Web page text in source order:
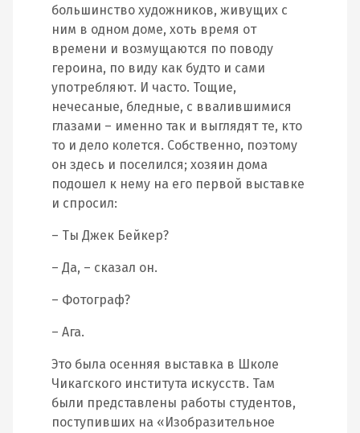
большинство художников, живущих с
ним в одном доме, хоть время от
времени и возмущаются по поводу
героина, по виду как будто и сами
употребляют. И часто. Тощие,
нечесаные, бледные, с ввалившимися
глазами – именно так и выглядят те, кто
то и дело колется. Собственно, поэтому
он здесь и поселился; хозяин дома
подошел к нему на его первой выставке
и спросил:
– Ты Джек Бейкер?
– Да, – сказал он.
– Фотограф?
– Ага.
Это была осенняя выставка в Школе
Чикагского института искусств. Там
были представлены работы студентов,
поступивших на «Изобразительное